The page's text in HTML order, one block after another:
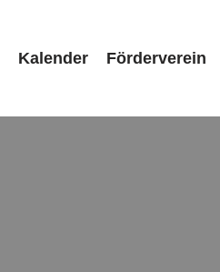
Kalender Förderverein